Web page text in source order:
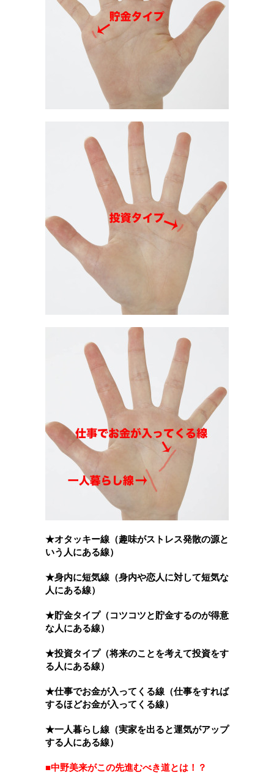
★オタッキー線（趣味がストレス発散の源と
いう人にある線）
★身内に短気線（身内や恋人に対して短気な
人にある線）
★貯金タイプ（コツコツと貯金するのが得意
な人にある線）
★投資タイプ（将来のことを考えて投資をす
る人にある線）
★仕事でお金が入ってくる線（仕事をすれば
するほどお金が入ってくる線）
★一人暮らし線（実家を出ると運気がアップ
する人にある線）
■中野美来がこの先進むべき道とは！？